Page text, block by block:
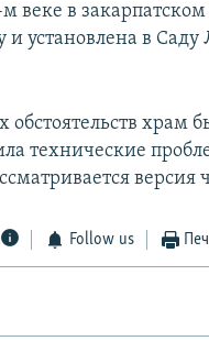
веке в
и установлена в
обстоятельств храм
технические
версия
Follow us